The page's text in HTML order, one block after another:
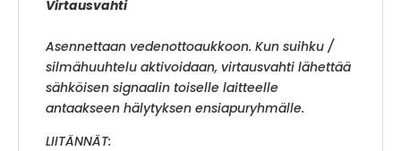
Virtausvahti
Asennettaan vedenottoaukkoon. Kun suihku /
silmähuuhtelu aktivoidaan, virtausvahti lähettää
sähköisen signaalin toiselle laitteelle
antaakseen hälytyksen ensiapuryhmälle.
LIITÄNNÄT: